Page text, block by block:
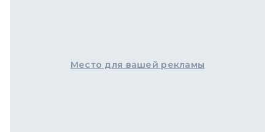
Место для вашей рекламы